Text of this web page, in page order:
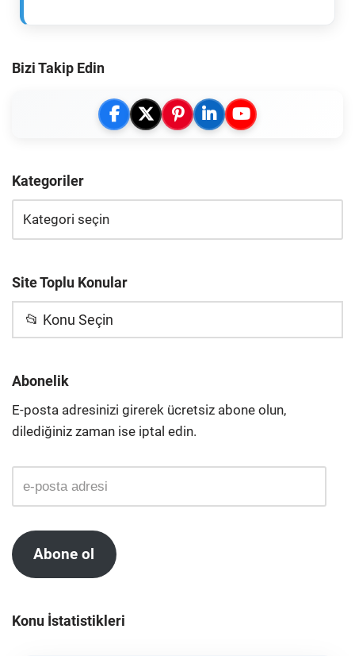
Bizi Takip Edin
Kategoriler
Site Toplu Konular
📂 Konu Seçin
Abonelik
E-posta adresinizi girerek ücretsiz abone olun,
dilediğiniz zaman ise iptal edin.
Abone ol
Konu İstatistikleri